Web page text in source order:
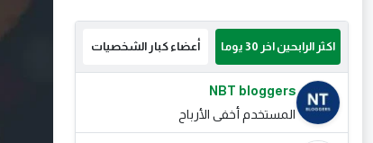
اكثر الرابحين اخر 30 يوما أعضاء كبار الشخصيات
NBT bloggers
المستخدم أخفى الأرباح